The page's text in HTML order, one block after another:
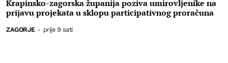
Krapinsko-zagorska županija poziva umirovljenike na
prijavu projekata u sklopu participativnog proračuna
ZAGORJE - prije 9 sati